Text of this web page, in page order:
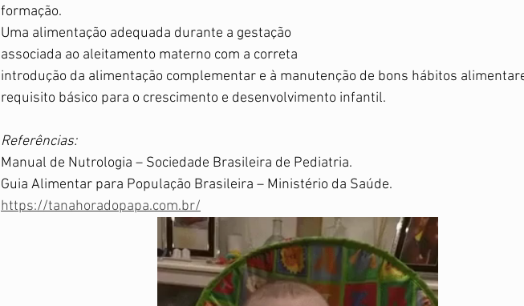
formação.
Uma alimentação adequada durante a gestação
associada ao aleitamento materno com a correta
introdução da alimentação complementar e à manutenção de bons hábitos
requisito básico para o crescimento e desenvolvimento infantil.
Referências:
Manual de Nutrologia – Sociedade Brasileira de Pediatria.
Guia Alimentar para População Brasileira – Ministério da Saúde.
https://tanahoradopapa.com.br/